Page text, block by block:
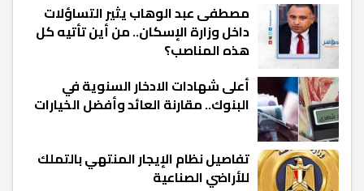
مصطفى عبد الوهاب يثير التساؤلات
داخل وزارة الإسكان.. من أين تأتيه كل
هذه المناصب؟
أعلى شهادات الادخار السنوية في
البنوك.. مقارنة العائد وأفضل الخيارات
تفاصيل نظام الإيجار المنتهي بالتملك
للأراضي الصناعية